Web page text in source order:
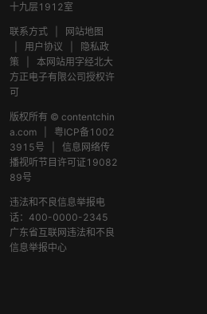
十九层1912室
联系方式
网站地图
用户协议
隐私政
策
本网站用字经北大
方正电子有限公司授权许
可
版权所有 © contentchin
a.com
粤ICP备1002
3915号
信息网络传
播视听节目许可证19082
89号
违法和不良信息举报电
话：400-0000-2345
广东省互联网违法和不良
信息举报中心